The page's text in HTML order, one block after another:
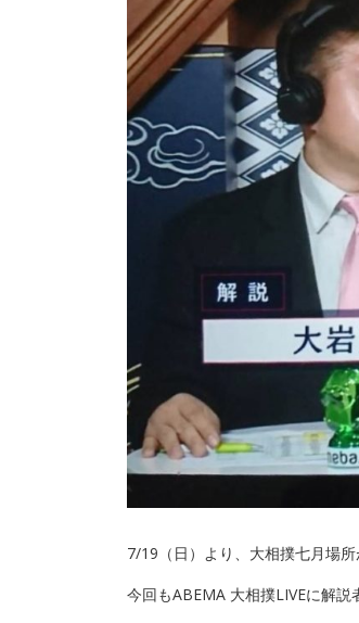
7/19（日）より、大相撲七月場所
今回もABEMA 大相撲LIVEに解説